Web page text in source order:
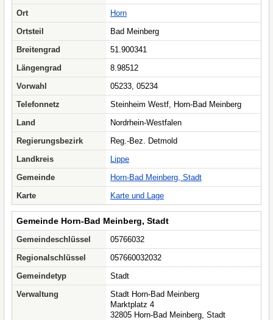
Ort
Horn
Ortsteil
Bad Meinberg
Breitengrad
51.900341
Längengrad
8.98512
Vorwahl
05233, 05234
Telefonnetz
Steinheim Westf, Horn-Bad Meinberg
Land
Nordrhein-Westfalen
Regierungsbezirk
Reg.-Bez. Detmold
Landkreis
Lippe
Gemeinde
Horn-Bad Meinberg, Stadt
Karte
Karte und Lage
Gemeinde Horn-Bad Meinberg, Stadt
Gemeindeschlüssel
05766032
Regionalschlüssel
057660032032
Gemeindetyp
Stadt
Verwaltung
Stadt Horn-Bad Meinberg
Marktplatz 4
32805 Horn-Bad Meinberg, Stadt